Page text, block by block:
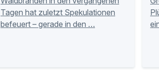
Tagen hat zuletzt Spekulationen
befeuert – gerade in den …